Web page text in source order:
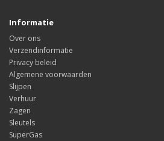
Informatie
Over ons
Verzendinformatie
Privacy beleid
Algemene voorwaarden
Slijpen
Verhuur
Zagen
Sleutels
SuperGas